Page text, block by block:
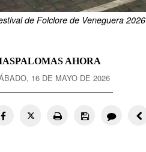
de Folclore de Veneguera 2026
AHORA
16 DE MAYO DE 2026